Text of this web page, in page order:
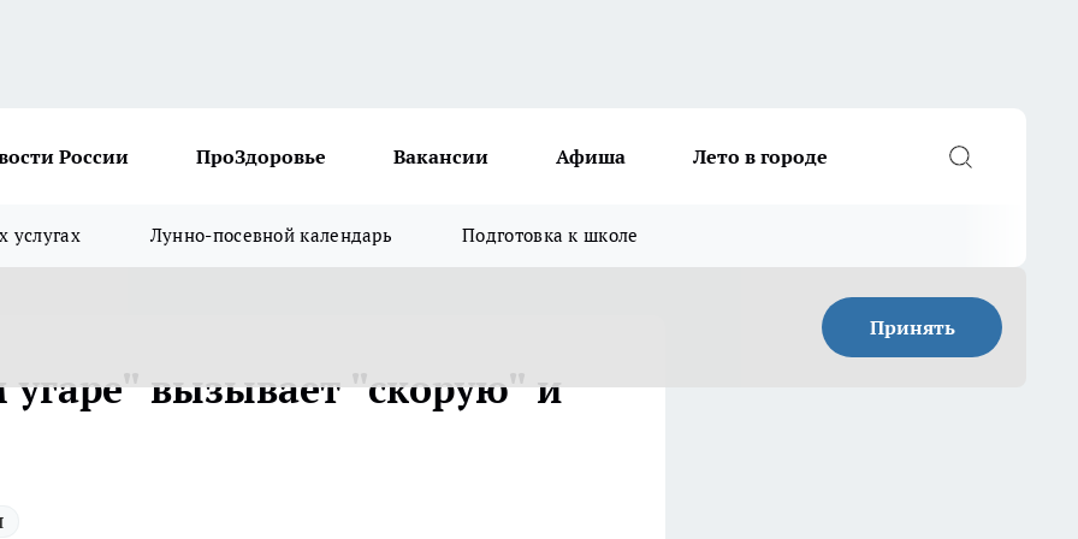
России ПроЗдоровье Вакансии Афиша Лето в городе
услугах Лунно-посевной календарь Подготовка к школе
Принять
вызывает "скорую" и